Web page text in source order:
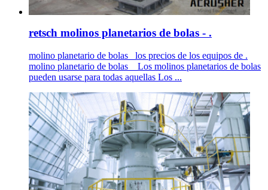
retsch molinos planetarios de bolas - .
molino planetario de bolas _los precios de los equipos de .
molino planetario de bolas _ Los molinos planetarios de bolas
pueden usarse para todas aquellas Los ...